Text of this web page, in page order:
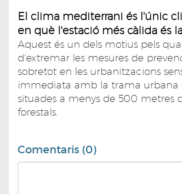
El clima mediterrani és l'únic
en què l'estació més càlida és
Aquest és un dels motius pels
d'extremar les mesures de
sobretot en les urbanitzacions
immediata amb la trama urbana
situades a menys de 500 metres
forestals.
Comentaris (0)